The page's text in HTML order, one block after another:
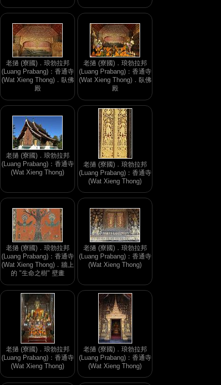
老撾 (寮國)．琅勃拉邦
(Luang Prabang)：香通寺
(Wat Xieng Thong)．臥佛
殿
老撾 (寮國)．琅勃拉邦
(Luang Prabang)：香通寺
(Wat Xieng Thong)．臥佛
殿
老撾 (寮國)．琅勃拉邦
(Luang Prabang)：香通寺
(Wat Xieng Thong)
老撾 (寮國)．琅勃拉邦
(Luang Prabang)：香通寺
(Wat Xieng Thong)
老撾 (寮國)．琅勃拉邦
(Luang Prabang)：香通寺
(Wat Xieng Thong)．牆上
的 "生命之樹" 壁畫
老撾 (寮國)．琅勃拉邦
(Luang Prabang)：香通寺
(Wat Xieng Thong)
老撾 (寮國)．琅勃拉邦
(Luang Prabang)：香通寺
(Wat Xieng Thong)
老撾 (寮國)．琅勃拉邦
(Luang Prabang)：香通寺
(Wat Xieng Thong)